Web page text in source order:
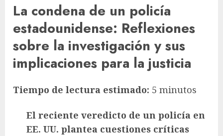
La condena de un policía
estadounidense: Reflexiones
sobre la investigación y sus
implicaciones para la justicia
Tiempo de lectura estimado: 5 minutos
El reciente veredicto de un policía en
EE. UU. plantea cuestiones críticas